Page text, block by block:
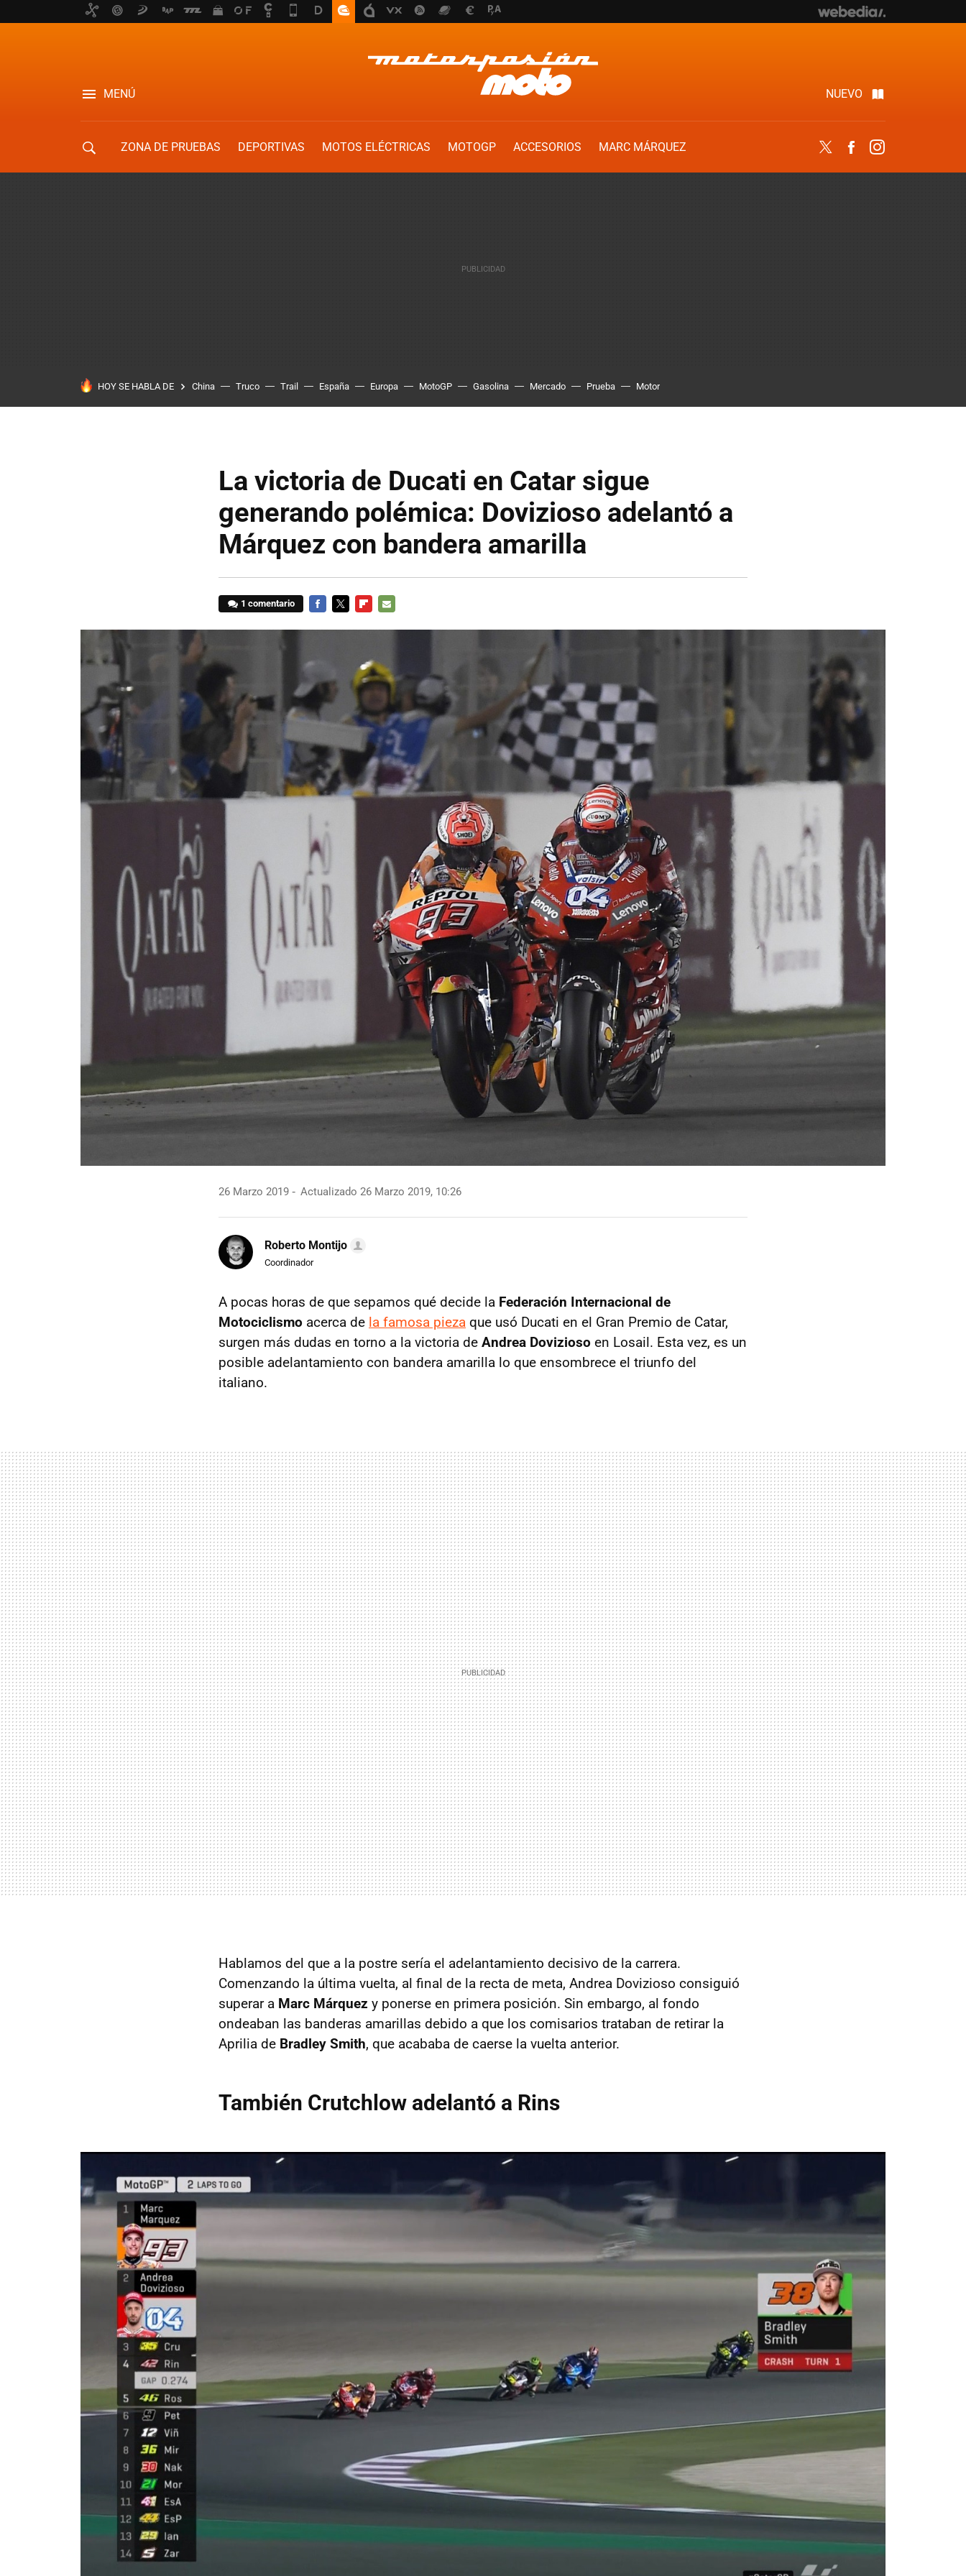
MENÚ NUEVO
ZONA DE PRUEBAS DEPORTIVAS MOTOS ELÉCTRICAS MOTOGP ACCESORIOS
MARC MÁRQUEZ
Twitter Facebook
HOY SE HABLA DE China Truco Trail España Europa MotoGP Gasolina Mercado Prueba Motor
La victoria de Ducati en Catar sigue
generando polémica: Dovizioso adelantó a
Márquez con bandera amarilla
1 comentario
26 Marzo 2019 Actualizado 26 Marzo 2019, 10:26
Roberto Montijo
Coordinador
A pocas horas de que sepamos qué decide la Federación Internacional de
Motociclismo acerca de la famosa pieza que usó Ducati en el Gran Premio de Catar,
surgen más dudas en torno a la victoria de Andrea Dovizioso en Losail. Esta vez, es un
posible adelantamiento con bandera amarilla lo que ensombrece el triunfo del
italiano.
Hablamos del que a la postre sería el adelantamiento decisivo de la carrera.
Comenzando la última vuelta, al final de la recta de meta, Andrea Dovizioso consiguió
superar a Marc Márquez y ponerse en primera posición. Sin embargo, al fondo
ondeaban las banderas amarillas debido a que los comisarios trataban de retirar la
Aprilia de Bradley Smith, que acababa de caerse la vuelta anterior.
También Crutchlow adelantó a Rins